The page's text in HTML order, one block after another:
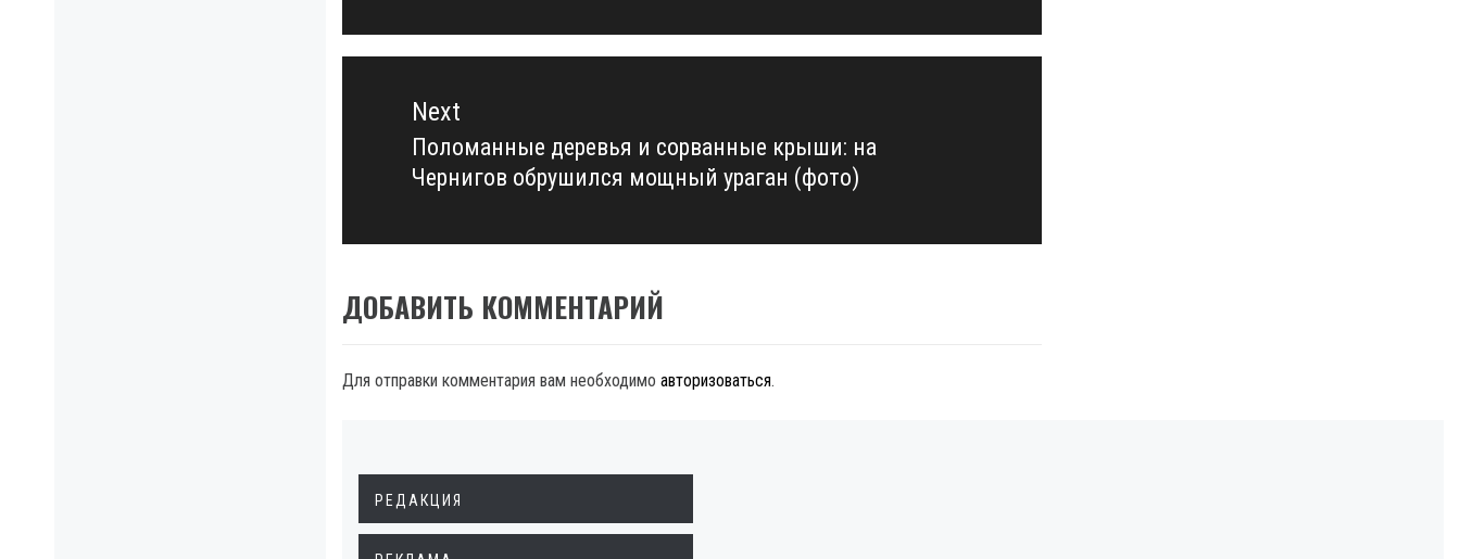
Next
Next
post:
Поломанные деревья и сорванные крыши: на
Чернигов обрушился мощный ураган (фото)
ДОБАВИТЬ КОММЕНТАРИЙ
Для отправки комментария вам необходимо авторизоваться.
РЕДАКЦИЯ